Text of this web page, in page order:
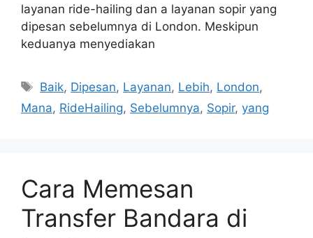
layanan ride-hailing dan a layanan sopir yang
dipesan sebelumnya di London. Meskipun
keduanya menyediakan
Tags
Baik, Dipesan, Layanan, Lebih, London,
Mana, RideHailing, Sebelumnya, Sopir, yang
Cara Memesan
Transfer Bandara di